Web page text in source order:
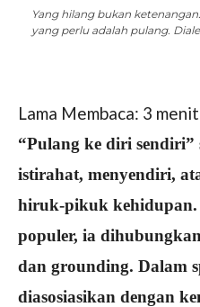
Yang hilang bukan
yang perlu adalah pulang.
Lama Membaca: 3 menit
“Pulang ke diri sendiri”
istirahat, menyendiri,
hiruk-pikuk kehidupan.
populer, ia
dan grounding. Dalam
diasosiasikan dengan